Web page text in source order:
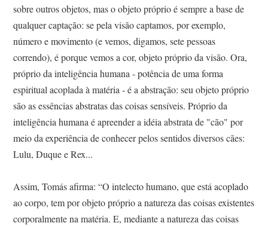
sobre outros objetos, mas o objeto próprio é sempre a base de
qualquer captação: se pela visão captamos, por exemplo,
número e movimento (e vemos, digamos, sete pessoas
correndo), é porque vemos a cor, objeto próprio da visão. Ora,
próprio da inteligência humana - potência de uma forma
espiritual acoplada à matéria - é a abstração: seu objeto próprio
são as essências abstratas das coisas sensíveis. Próprio da
inteligência humana é apreender a idéia abstrata de "cão" por
meio da experiência de conhecer pelos sentidos diversos cães:
Lulu, Duque e Rex...
Assim, Tomás afirma: “O intelecto humano, que está acoplado
ao corpo, tem por objeto próprio a natureza das coisas existentes
corporalmente na matéria. E, mediante a natureza das coisas